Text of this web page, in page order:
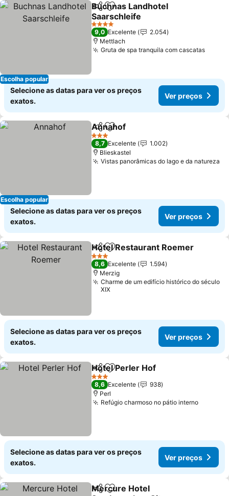
Escolha popular
PartilharAdicionar aos favoritos
Buchnas Landhotel
Saarschleife
4 Estrelas
9,0 Excelente
2.054
Mettlach
Gruta de spa tranquila com cascatas
Selecione as datas para ver os preços
exatos.
Ver preços
Escolha popular
PartilharAdicionar aos favoritos
Annahof
3 Estrelas
8,7 Excelente
1.002
Blieskastel
Vistas panorâmicas do lago e da natureza
Selecione as datas para ver os preços
exatos.
Ver preços
PartilharAdicionar aos favoritos
Hotel Restaurant Roemer
3 Estrelas
8,6 Excelente
1.594
Merzig
Charme de um edifício histórico do século
XIX
Selecione as datas para ver os preços
exatos.
Ver preços
PartilharAdicionar aos favoritos
Hotel Perler Hof
3 Estrelas
8,6 Excelente
938
Perl
Refúgio charmoso no pátio interno
Selecione as datas para ver os preços
exatos.
Ver preços
PartilharAdicionar aos favoritos
Mercure Hotel